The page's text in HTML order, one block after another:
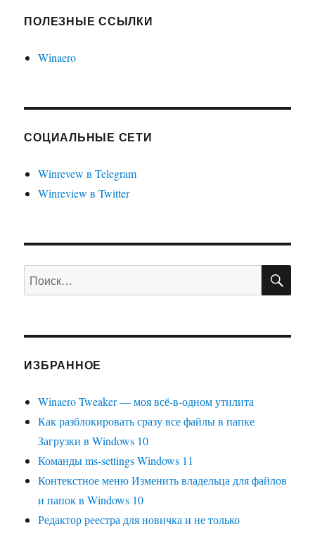
ПОЛЕЗНЫЕ ССЫЛКИ
Winaero
СОЦИАЛЬНЫЕ СЕТИ
Winrevew в Telegram
Winreview в Twitter
Искать:
ИЗБРАННОЕ
Winaero Tweaker — моя всё-в-одном утилита
Как разблокировать сразу все файлы в папке
Загрузки в Windows 10
Команды ms-settings Windows 11
Контекстное меню Изменить владельца для файлов
и папок в Windows 10
Редактор реестра для новичка и не только